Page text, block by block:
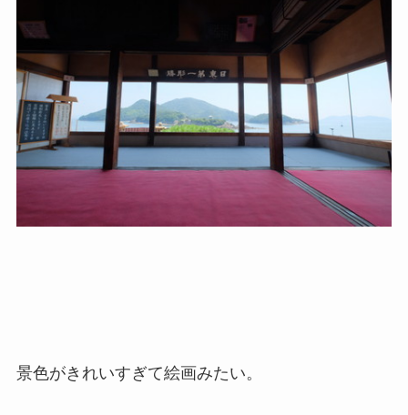
景色がきれいすぎて絵画みたい。